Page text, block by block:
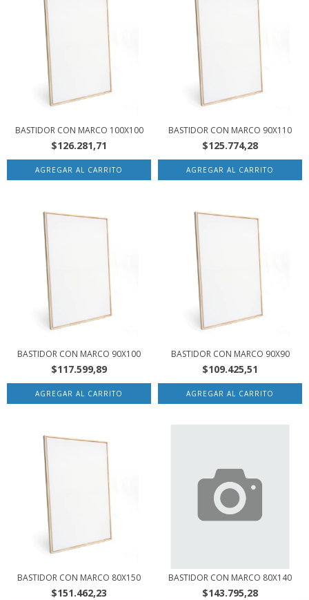
BASTIDOR CON MARCO 100X100
$126.281,71
BASTIDOR CON MARCO 90X110
$125.774,28
BASTIDOR CON MARCO 90X100
$117.599,89
BASTIDOR CON MARCO 90X90
$109.425,51
BASTIDOR CON MARCO 80X150
$151.462,23
BASTIDOR CON MARCO 80X140
$143.795,28